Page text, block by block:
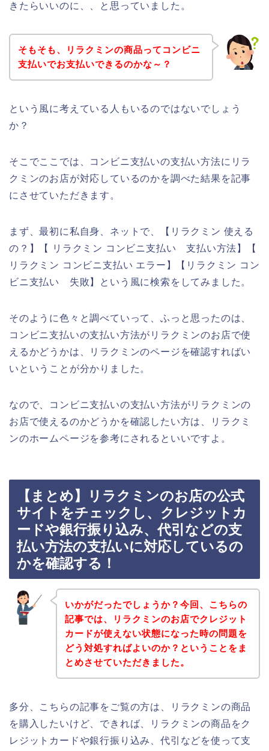
きたらいいのに、、と思っていました。
そもそも、リラクミンの商品ってコンビニ
支払いでお支払いできるのかな～？
という風に考えている人もいるのではないでしょう
か？
そこでここでは、コンビニ支払いの支払い方法にリラ
クミンのお店が対応しているのかを調べた結果を記事
にさせていただきます。
まず、最初に私自身、ネットで、【リラクミン 使える
の？】【 リラクミン コンビニ支払い 支払い方法】【
リラクミン コンビニ支払い エラー】【リラクミン コン
ビニ支払い 失敗】という風に検索をしてみました。
そのように色々と調べていって、ふっと思ったのは、
コンビニ支払いの支払い方法がリラクミンのお店で使
えるかどうかは、リラクミンのページを確認すればい
いということが分かりました。
なので、コンビニ支払いの支払い方法がリラクミンの
お店で使えるのかどうかを確認したい方は、リラクミ
ンのホームページを参考にされるといいですよ。
【まとめ】リラクミンのお店の公式
サイトをチェックし、クレジットカ
ードや銀行振り込み、代引などの支
払い方法の支払いに対応しているの
かを確認する！
いかがだったでしょうか？今回、こちらの
記事では、リラクミンのお店でクレジット
カードが使えない状態になった時の問題を
どう対処すればよいのか？ということをま
とめさせていただきました。
多分、こちらの記事をご覧の方は、リラクミンの商品
を購入したいけど、できれば、リラクミンの商品をク
レジットカードや銀行振り込み、代引などを使って支